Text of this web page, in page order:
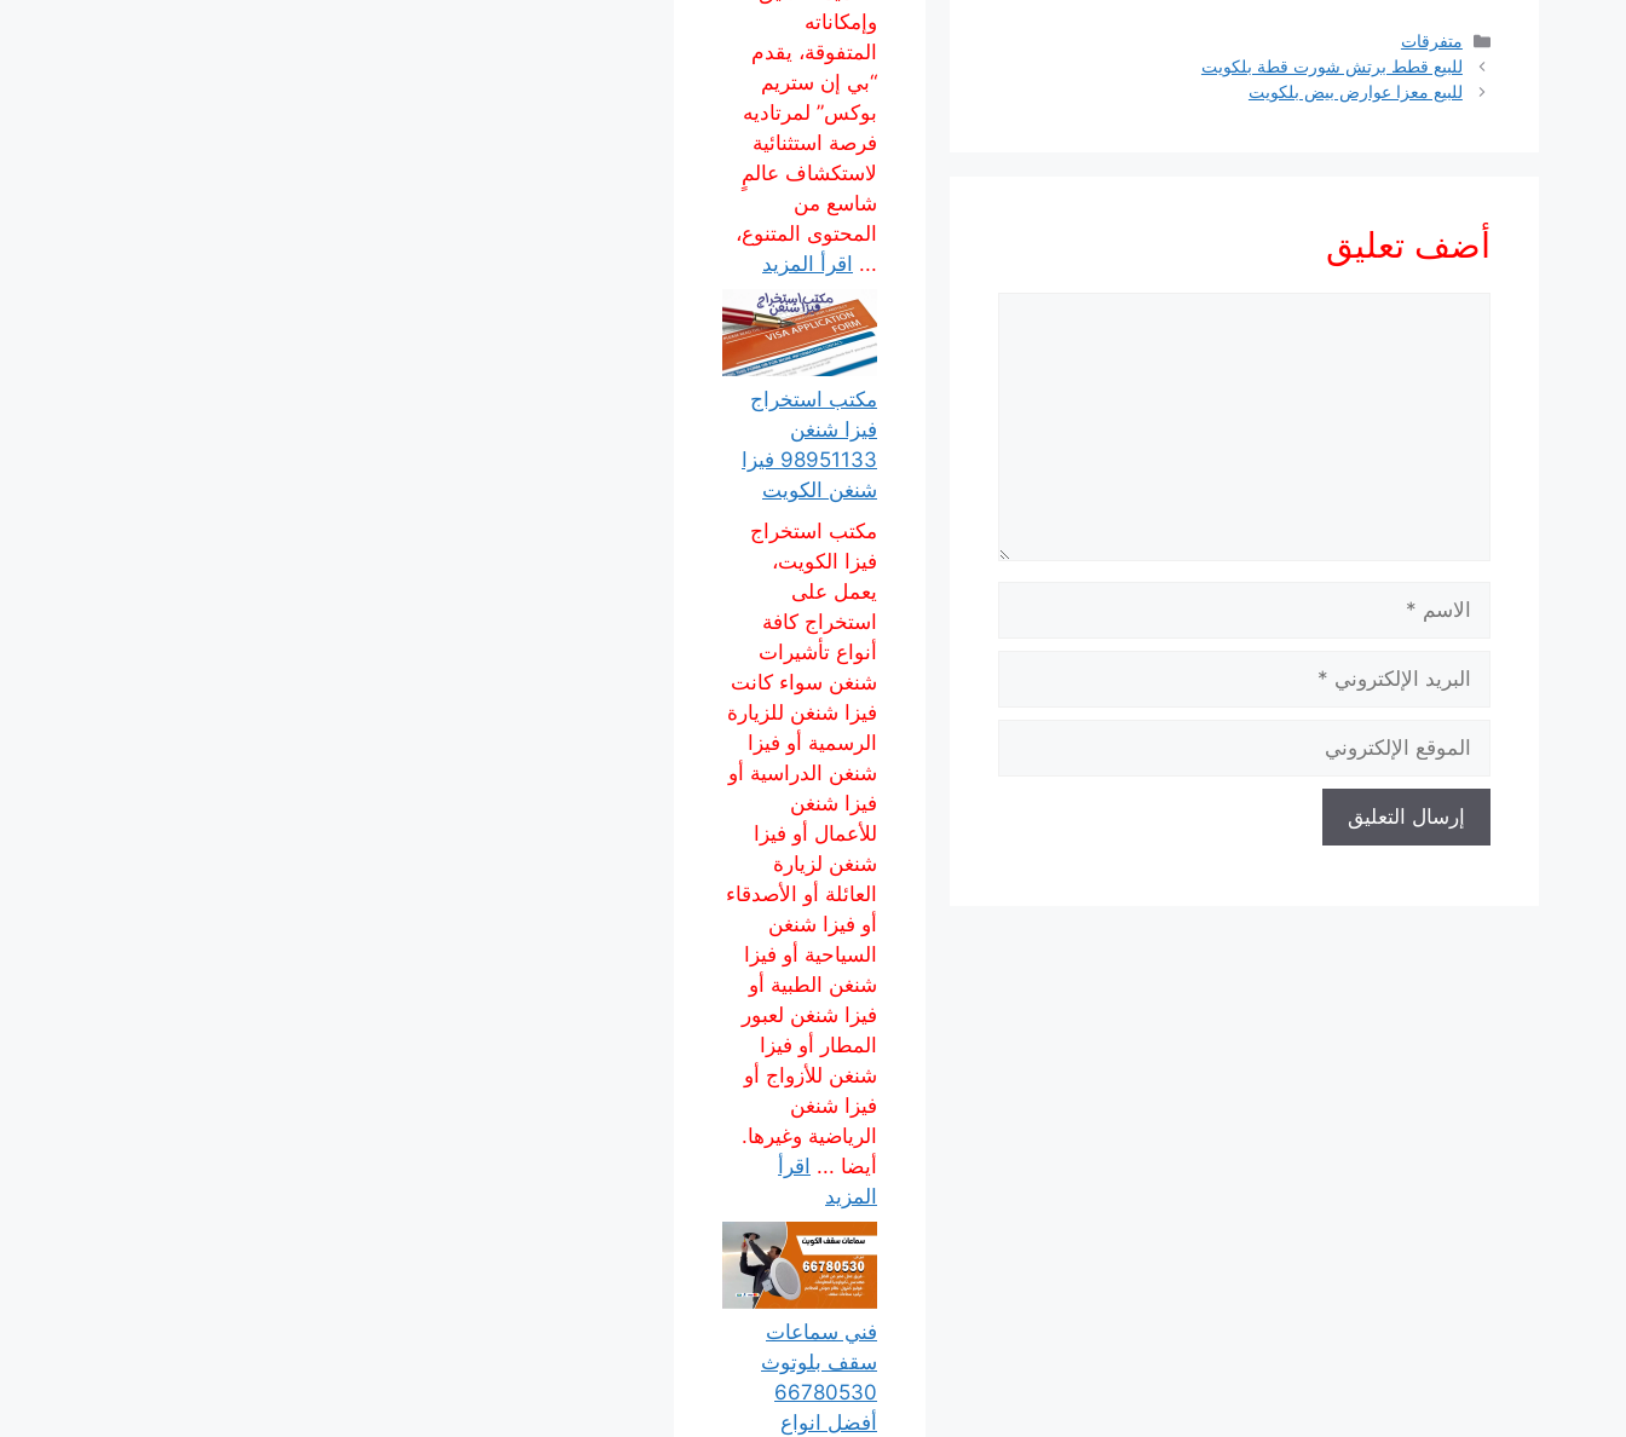
التصنيفات
متفرقات
للبيع قطط برتش شورت قطة بلكويت
للبيع معزا عوارض بيض بلكويت
أضف تعليق
الاسم
البريد
الإلكتروني
الموقع
الإلكتروني
وإمكاناته
المتفوقة، يقدم
“بي إن ستريم
بوكس” لمرتاديه
فرصة استثنائية
لاستكشاف عالمٍ
شاسع من
المحتوى المتنوع،
... اقرأ المزيد
مكتب استخراج
فيزا شنغن
98951133 فيزا
شنغن الكويت
مكتب استخراج
فيزا الكويت،
يعمل على
استخراج كافة
أنواع تأشيرات
شنغن سواء كانت
فيزا شنغن للزيارة
الرسمية أو فيزا
شنغن الدراسية أو
فيزا شنغن
للأعمال أو فيزا
شنغن لزيارة
العائلة أو الأصدقاء
أو فيزا شنغن
السياحية أو فيزا
شنغن الطبية أو
فيزا شنغن لعبور
المطار أو فيزا
شنغن للأزواج أو
فيزا شنغن
الرياضية وغيرها.
أيضا ... اقرأ
المزيد
فني سماعات
سقف بلوتوث
66780530
أفضل انواع